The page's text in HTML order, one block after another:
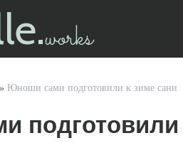
works
» Юноши сами подготовили к зиме сани
подготовили